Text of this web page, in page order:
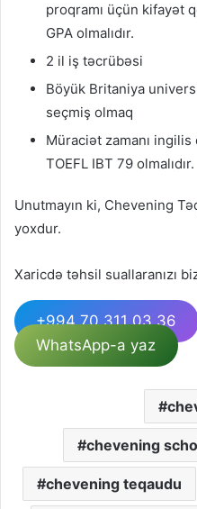
proqramı üçün kifayət
GPA olmalıdır.
2 il iş təcrübəsi
Böyük Britaniya
seçmiş olmaq
Müraciət zamanı ingilis
TOEFL IBT 79 olmalıdır.
Unutmayın ki, Chevening
yoxdur.
Xaricdə təhsil suallaranızı
+994 70 311 03 36
WhatsApp-a yaz
chevening
chevening teqaudu